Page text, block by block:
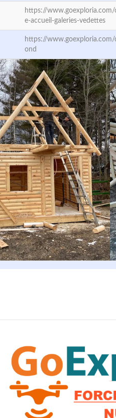
https://
e-accueil-galeries-vedettes
https://
ond